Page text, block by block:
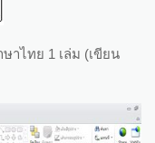
าไทย 1 เล่ม (เขียน